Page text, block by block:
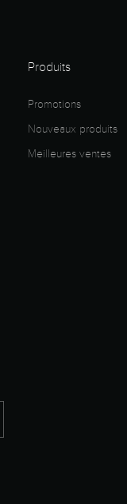
Produits
Promotions
Nouveaux produits
Meilleures ventes